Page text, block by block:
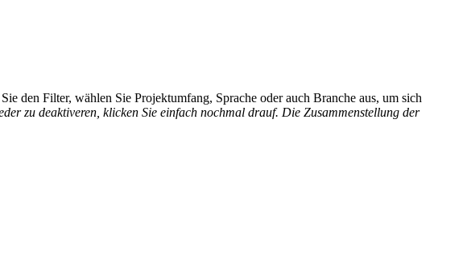
den Filter, wählen Sie Projektumfang, Sprache oder auch Branche aus, um sich
zu deaktiveren, klicken Sie einfach nochmal drauf. Die Zusammenstellung der